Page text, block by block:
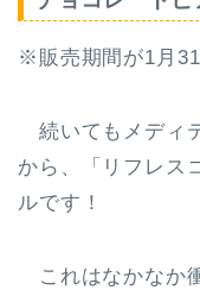
※販売期間が1月31
続いてもメディ
から、「リフレス
ルです！
これはなかなか